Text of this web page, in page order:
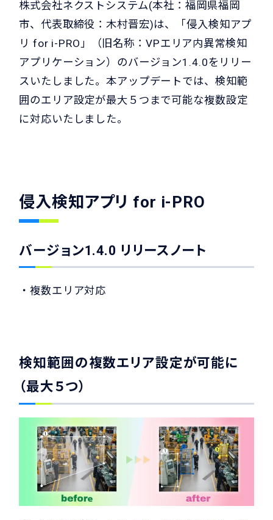
株式会社ネクストシステム(本社：福岡県福岡
市、代表取締役：木村晋宏)は、「侵入検知アプ
リ for i-PRO」（旧名称：VPエリア内異常検知
アプリケーション）のバージョン1.4.0をリリー
スいたしました。本アップデートでは、検知範
囲のエリア設定が最大５つまで可能な複数設定
に対応いたしました。
侵入検知アプリ for i-PRO
バージョン1.4.0 リリースノート
・複数エリア対応
検知範囲の複数エリア設定が可能に
（最大５つ）